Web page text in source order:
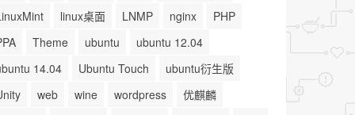
linux桌面 LNMP nginx
PHP
Theme ubuntu
ubuntu 12.04
14.04
Ubuntu Touch
ubuntu衍生版
web wine wordpress
优麒麟